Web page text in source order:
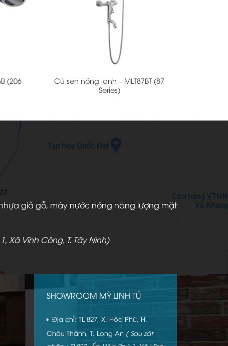
(206
Củ sen nóng lạnh – MLT87BT (87
Series)
giả gỗ, máy nước nóng năng lượng mặt
Xã Vĩnh Công, T. Tây Ninh)
SHOWROOM MỸ LINH TÚ
Địa chỉ: TL 827, X. Hòa Phú, H.
Châu Thành, T. Long An ( Sau sát